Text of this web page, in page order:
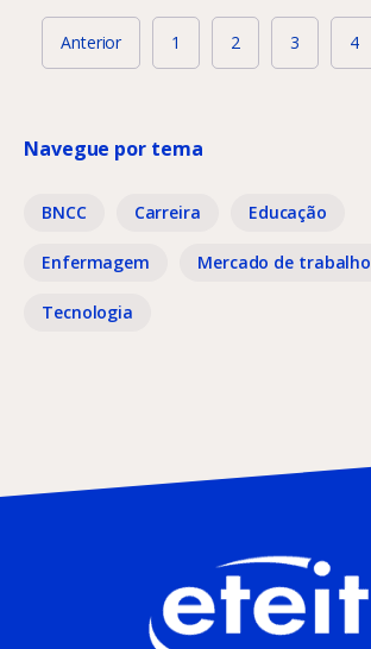
Anterior 1 2 3 4
Navegue por tema
BNCC Carreira Educação
Enfermagem Mercado de trabalho
Tecnologia